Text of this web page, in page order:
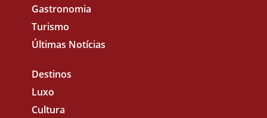
Gastronomia
Turismo
Últimas Notícias
Destinos
Luxo
Cultura